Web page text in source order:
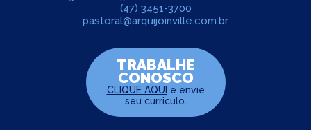
(47) 3451-3700
pastoral@arquijoinville.com.br
TRABALHE
CONOSCO
CLIQUE AQUI e envie
seu curriculo.